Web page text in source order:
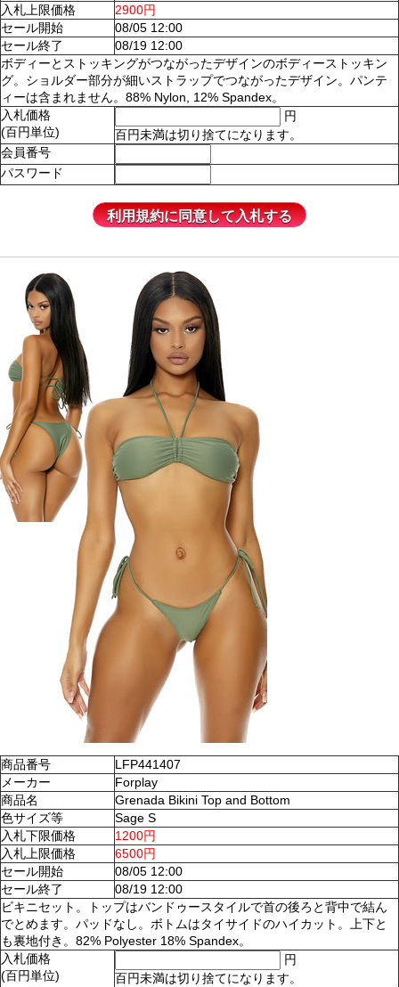
入札上限価格
2900円
セール開始
08/05 12:00
セール終了
08/19 12:00
ボディーとストッキングがつながったデザインのボディーストッキン
グ。ショルダー部分が細いストラップでつながったデザイン。パンテ
ィーは含まれません。88% Nylon, 12% Spandex。
入札価格
(百円単位)
円
百円未満は切り捨てになります。
会員番号
パスワード
商品番号
LFP441407
メーカー
Forplay
商品名
Grenada Bikini Top and Bottom
色サイズ等
Sage S
入札下限価格
1200円
入札上限価格
6500円
セール開始
08/05 12:00
セール終了
08/19 12:00
ビキニセット。トップはバンドゥースタイルで首の後ろと背中で結ん
でとめます。パッドなし。ボトムはタイサイドのハイカット。上下と
も裏地付き。82% Polyester 18% Spandex。
入札価格
(百円単位)
円
百円未満は切り捨てになります。